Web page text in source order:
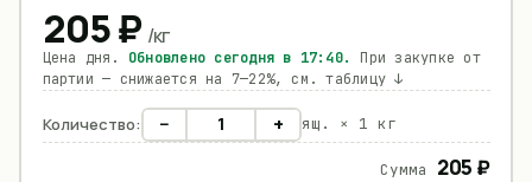
205₽ /кг
Цена дня. Обновлено сегодня в 17:40.
При закупке от
партии — снижается на 7—22%, см. таблицу ↓
Количество: − + ящ. × 1 кг
Сумма 205 ₽